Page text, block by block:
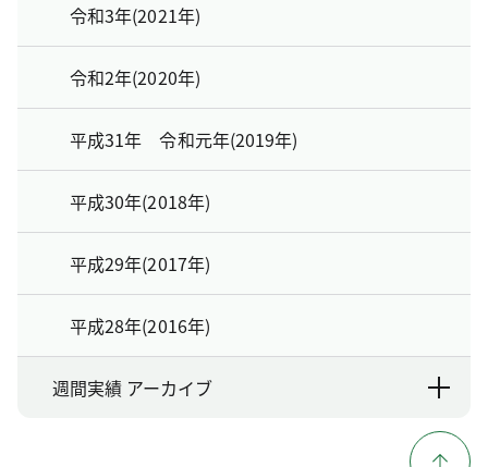
令和3年(2021年)
令和2年(2020年)
平成31年 令和元年(2019年)
平成30年(2018年)
平成29年(2017年)
平成28年(2016年)
週間実績 アーカイブ